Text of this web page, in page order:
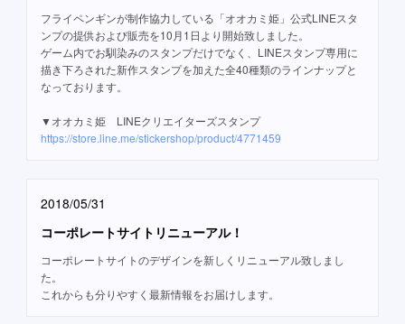
フライペンギンが制作協力している「オオカミ姫」公式LINEスタ
ンプの提供および販売を10月1日より開始致しました。
ゲーム内でお馴染みのスタンプだけでなく、LINEスタンプ専用に
描き下ろされた新作スタンプを加えた全40種類のラインナップと
なっております。
▼オオカミ姫 LINEクリエイターズスタンプ
https://store.line.me/stickershop/product/4771459
2018/05/31
コーポレートサイトリニューアル！
コーポレートサイトのデザインを新しくリニューアル致しまし
た。
これからも分りやすく最新情報をお届けします。